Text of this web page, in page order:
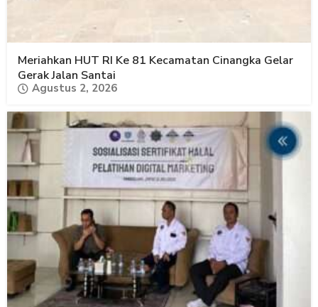
Meriahkan HUT RI Ke 81 Kecamatan Cinangka Gelar
Gerak Jalan Santai
Agustus 2, 2026